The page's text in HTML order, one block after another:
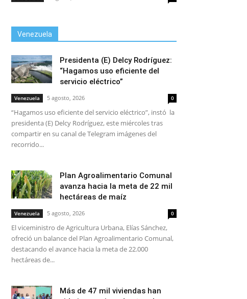
Venezuela
Presidenta (E) Delcy Rodríguez:
“Hagamos uso eficiente del
servicio eléctrico”
Venezuela 5 agosto, 2026 0
“Hagamos uso eficiente del servicio eléctrico”, instó la
presidenta (E) Delcy Rodríguez, este miércoles tras
compartir en su canal de Telegram imágenes del
recorrido...
Plan Agroalimentario Comunal
avanza hacia la meta de 22 mil
hectáreas de maíz
Venezuela 5 agosto, 2026 0
El viceministro de Agricultura Urbana, Elías Sánchez,
ofreció un balance del Plan Agroalimentario Comunal,
destacando el avance hacia la meta de 22.000
hectáreas de...
Más de 47 mil viviendas han